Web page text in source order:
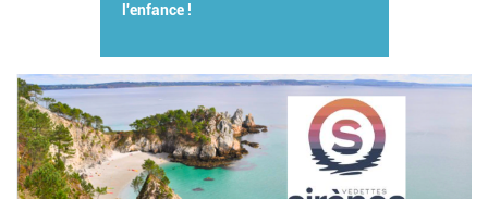
l'enfance !